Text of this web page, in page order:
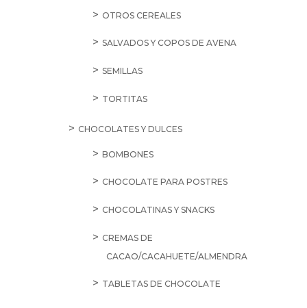
OTROS CEREALES
SALVADOS Y COPOS DE AVENA
SEMILLAS
TORTITAS
CHOCOLATES Y DULCES
BOMBONES
CHOCOLATE PARA POSTRES
CHOCOLATINAS Y SNACKS
CREMAS DE
CACAO/CACAHUETE/ALMENDRA
TABLETAS DE CHOCOLATE